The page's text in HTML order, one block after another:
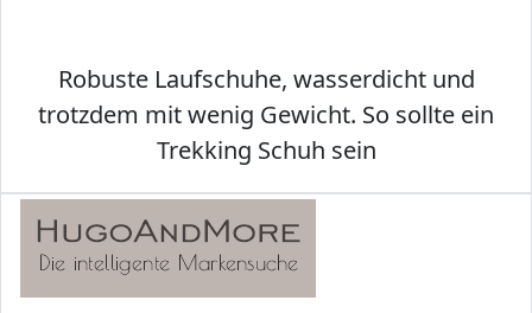
Robuste Laufschuhe, wasserdicht und
trotzdem mit wenig Gewicht. So sollte ein
Trekking Schuh sein